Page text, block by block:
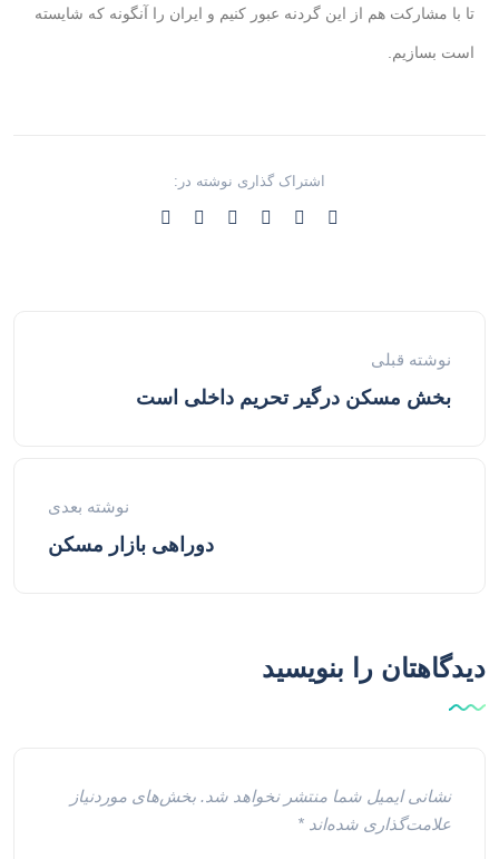
تا با مشارکت هم از این گردنه عبور کنیم و ایران را آنگونه که شایسته
است بسازیم.
اشتراک گذاری نوشته در:
نوشته قبلی
بخش مسکن درگیر تحریم داخلی است
نوشته بعدی
دوراهی بازار مسکن
دیدگاهتان را بنویسید
نشانی ایمیل شما منتشر نخواهد شد. بخش‌های موردنیاز
علامت‌گذاری شده‌اند *